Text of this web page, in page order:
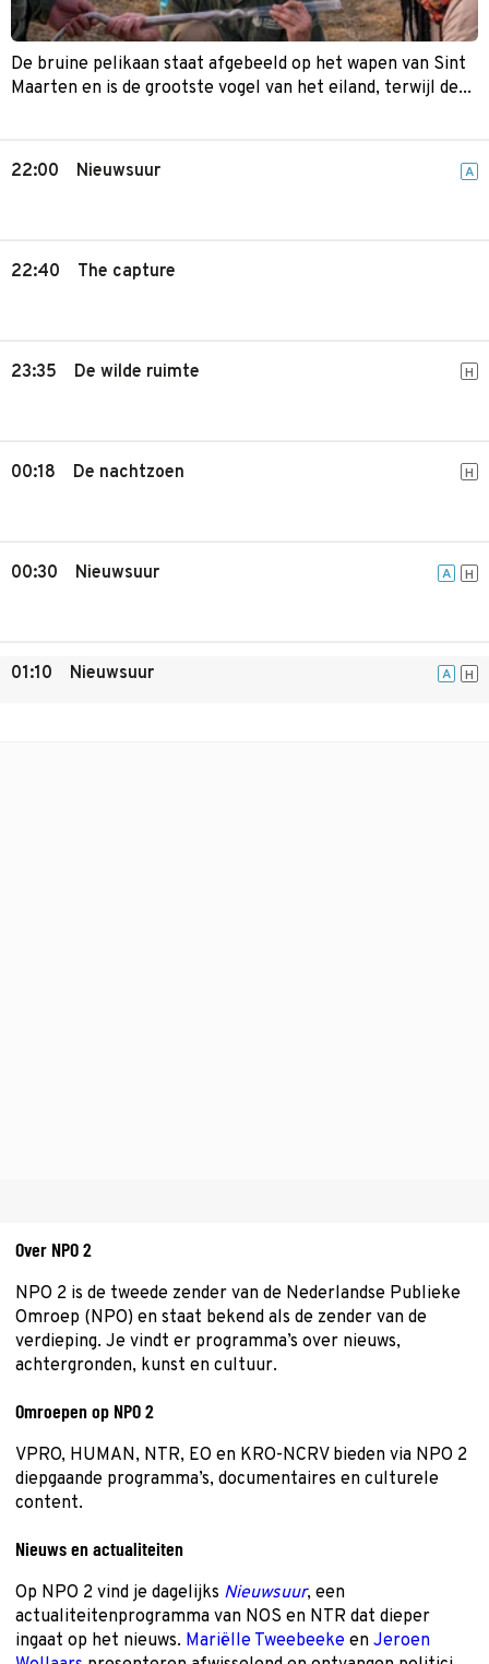
De bruine pelikaan staat afgebeeld op het wapen van Sint
Maarten en is de grootste vogel van het eiland, terwijl de...
22:00 Nieuwsuur A
22:40 The capture
23:35 De wilde ruimte H
00:18 De nachtzoen H
00:30 Nieuwsuur A H
01:10 Nieuwsuur A H
Over NPO 2
NPO 2 is de tweede zender van de Nederlandse Publieke
Omroep (NPO) en staat bekend als de zender van de
verdieping. Je vindt er programma’s over nieuws,
achtergronden, kunst en cultuur.
Omroepen op NPO 2
VPRO, HUMAN, NTR, EO en KRO-NCRV bieden via NPO 2
diepgaande programma’s, documentaires en culturele
content.
Nieuws en actualiteiten
Op NPO 2 vind je dagelijks Nieuwsuur, een
actualiteitenprogramma van NOS en NTR dat dieper
ingaat op het nieuws. Mariëlle Tweebeeke en Jeroen